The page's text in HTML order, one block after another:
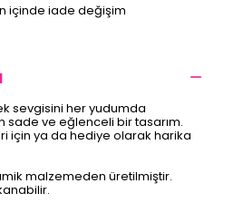
içinde iade değişim
sevgisini her yudumda
ve eğlenceli bir tasarım.
için ya da hediye olarak harika
malzemeden üretilmiştir.